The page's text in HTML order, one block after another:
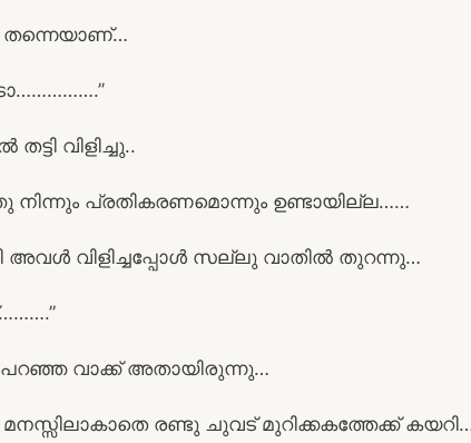
തന്നെയാണ്…
വിളിച്ചു..
പ്രതികരണമൊന്നും ഉണ്ടായില്ല……
അവൾ വിളിച്ചപ്പോൾ സല്ലു വാതിൽ തുറന്നു…
വാക്ക് അതായിരുന്നു…
രണ്ടു ചുവട് മുറിക്കകത്തേക്ക്